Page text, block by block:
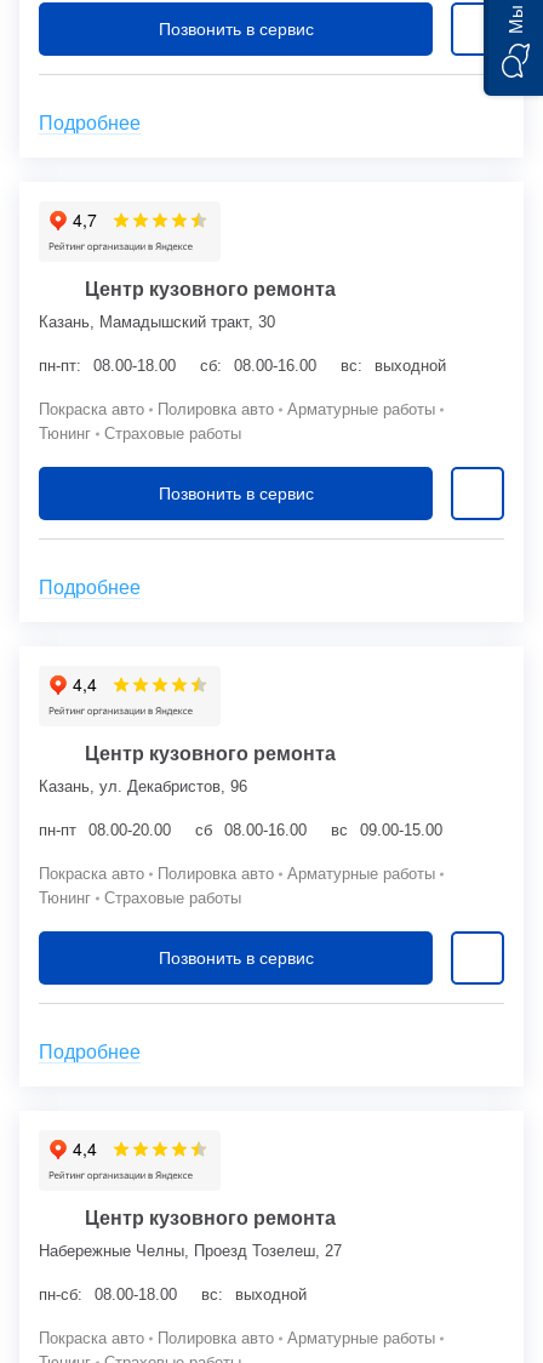
Позвонить в сервис
Подробнее
Центр кузовного ремонта
Казань, Мамадышский тракт, 30
пн-пт: 08.00-18.00 сб: 08.00-16.00 вс: выходной
Покраска авто Полировка авто
Арматурные работы
Тюнинг
Страховые работы
Позвонить в сервис
Подробнее
Центр кузовного ремонта
Казань, ул. Декабристов, 96
пн-пт 08.00-20.00 сб 08.00-16.00 вс 09.00-15.00
Покраска авто Полировка авто
Арматурные работы
Тюнинг
Страховые работы
Позвонить в сервис
Подробнее
Центр кузовного ремонта
Набережные Челны, Проезд Тозелеш, 27
пн-сб: 08.00-18.00 вс: выходной
Покраска авто Полировка авто
Арматурные работы